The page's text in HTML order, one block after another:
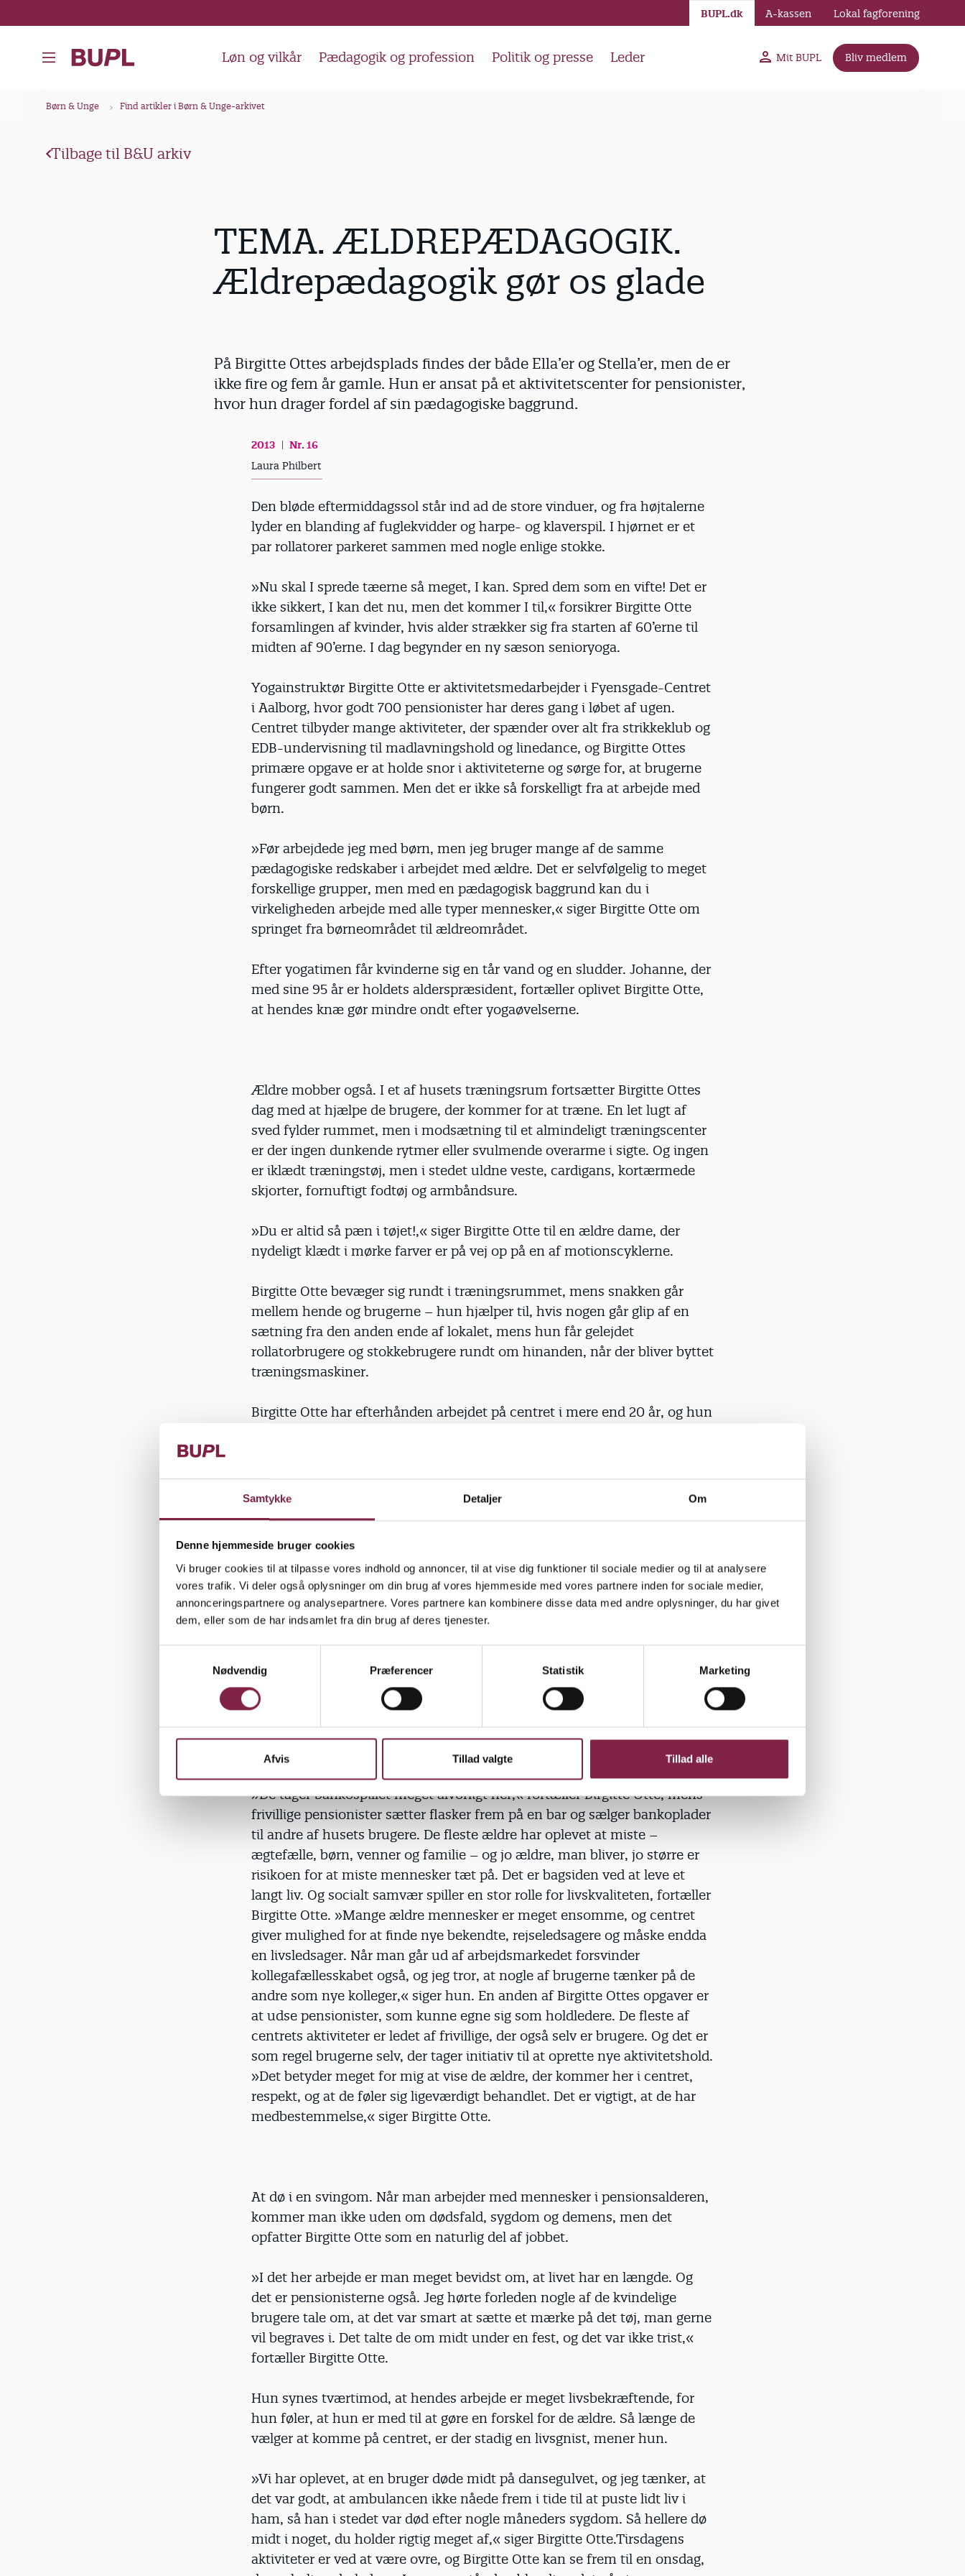
Samtykke Detaljer Om
Denne hjemmeside bruger cookies
Vi bruger cookies til at tilpasse vores indhold og annoncer, til at vise dig funktioner til sociale medier og til at analysere
vores trafik. Vi deler også oplysninger om din brug af vores hjemmeside med vores partnere inden for sociale medier,
annonceringspartnere og analysepartnere. Vores partnere kan kombinere disse data med andre oplysninger, du har givet
dem, eller som de har indsamlet fra din brug af deres tjenester.
v
Nødvendig Præferencer Statistik Marketing
Afvis Tillad valgte Tillad alle
å
Løn og vilkår Pædagogik og profession Politik og presse Leder Mit BUPL Bliv medlem
BUPL.dk A-kassen Lokal fagforening
Børn & Unge Find artikler i Børn & Unge-arkivet
Tilbage til B&U arkiv
TEMA. ÆLDREPÆDAGOGIK.
Ældrepædagogik gør os glade
På Birgitte Ottes arbejdsplads findes der både Ella’er og Stella’er, men de er
ikke fire og fem år gamle. Hun er ansat på et aktivitetscenter for pensionister,
hvor hun drager fordel af sin pædagogiske baggrund.
2013
Nr. 16
Laura Philbert
Den bløde eftermiddagssol står ind ad de store vinduer, og fra højtalerne
lyder en blanding af fuglekvidder og harpe- og klaverspil. I hjørnet er et
par rollatorer parkeret sammen med nogle enlige stokke.
»Nu skal I sprede tæerne så meget, I kan. Spred dem som en vifte! Det er
ikke sikkert, I kan det nu, men det kommer I til,« forsikrer Birgitte Otte
forsamlingen af kvinder, hvis alder strækker sig fra starten af 60’erne til
midten af 90’erne. I dag begynder en ny sæson senioryoga.
Yogainstruktør Birgitte Otte er aktivitetsmedarbejder i Fyensgade-Centret
i Aalborg, hvor godt 700 pensionister har deres gang i løbet af ugen.
Centret tilbyder mange aktiviteter, der spænder over alt fra strikkeklub og
EDB-undervisning til madlavningshold og linedance, og Birgitte Ottes
primære opgave er at holde snor i aktiviteterne og sørge for, at brugerne
fungerer godt sammen. Men det er ikke så forskelligt fra at arbejde med
børn.
»Før arbejdede jeg med børn, men jeg bruger mange af de samme
pædagogiske redskaber i arbejdet med ældre. Det er selvfølgelig to meget
forskellige grupper, men med en pædagogisk baggrund kan du i
virkeligheden arbejde med alle typer mennesker,« siger Birgitte Otte om
springet fra børneområdet til ældreområdet.
Efter yogatimen får kvinderne sig en tår vand og en sludder. Johanne, der
med sine 95 år er holdets alderspræsident, fortæller oplivet Birgitte Otte,
at hendes knæ gør mindre ondt efter yogaøvelserne.
Ældre mobber også. I et af husets træningsrum fortsætter Birgitte Ottes
dag med at hjælpe de brugere, der kommer for at træne. En let lugt af
sved fylder rummet, men i modsætning til et almindeligt træningscenter
er der ingen dunkende rytmer eller svulmende overarme i sigte. Og ingen
er iklædt træningstøj, men i stedet uldne veste, cardigans, kortærmede
skjorter, fornuftigt fodtøj og armbåndsure.
»Du er altid så pæn i tøjet!,« siger Birgitte Otte til en ældre dame, der
nydeligt klædt i mørke farver er på vej op på en af motionscyklerne.
Birgitte Otte bevæger sig rundt i træningsrummet, mens snakken går
mellem hende og brugerne – hun hjælper til, hvis nogen går glip af en
sætning fra den anden ende af lokalet, mens hun får gelejdet
rollatorbrugere og stokkebrugere rundt om hinanden, når der bliver byttet
træningsmaskiner.
Birgitte Otte har efterhånden arbejdet på centret i mere end 20 år, og hun
svære situationer.
mit arbejde handler i høj grad om at holde god takt og tone blandt
brugerne, og om hvordan vi vil omgås hinanden her i centret. Ældre
mennesker kan også finde på at mobbe og tale grimt til hinanden,« siger
Birgitte Otte.
Netværk øger livskvaliteten. I centrets store fællesrum, Pyramiden, der
har sit navn efter formen, er der ved at blive gjort klar til dagens
bankospil. Ved nogle af bordene er snakken godt i gang, og man
fornemmer den stigende spænding i luften.
»De tager bankospillet meget alvorligt her,« fortæller Birgitte Otte, mens
frivillige pensionister sætter flasker frem på en bar og sælger bankoplader
til andre af husets brugere. De fleste ældre har oplevet at miste –
ægtefælle, børn, venner og familie – og jo ældre, man bliver, jo større er
risikoen for at miste mennesker tæt på. Det er bagsiden ved at leve et
langt liv. Og socialt samvær spiller en stor rolle for livskvaliteten, fortæller
Birgitte Otte. »Mange ældre mennesker er meget ensomme, og centret
giver mulighed for at finde nye bekendte, rejseledsagere og måske endda
en livsledsager. Når man går ud af arbejdsmarkedet forsvinder
kollegafællesskabet også, og jeg tror, at nogle af brugerne tænker på de
andre som nye kolleger,« siger hun. En anden af Birgitte Ottes opgaver er
at udse pensionister, som kunne egne sig som holdledere. De fleste af
centrets aktiviteter er ledet af frivillige, der også selv er brugere. Og det er
som regel brugerne selv, der tager initiativ til at oprette nye aktivitetshold.
»Det betyder meget for mig at vise de ældre, der kommer her i centret,
respekt, og at de føler sig ligeværdigt behandlet. Det er vigtigt, at de har
medbestemmelse,« siger Birgitte Otte.
At dø i en svingom. Når man arbejder med mennesker i pensionsalderen,
kommer man ikke uden om dødsfald, sygdom og demens, men det
opfatter Birgitte Otte som en naturlig del af jobbet.
»I det her arbejde er man meget bevidst om, at livet har en længde. Og
det er pensionisterne også. Jeg hørte forleden nogle af de kvindelige
brugere tale om, at det var smart at sætte et mærke på det tøj, man gerne
vil begraves i. Det talte de om midt under en fest, og det var ikke trist,«
fortæller Birgitte Otte.
Hun synes tværtimod, at hendes arbejde er meget livsbekræftende, for
hun føler, at hun er med til at gøre en forskel for de ældre. Så længe de
vælger at komme på centret, er der stadig en livsgnist, mener hun.
»Vi har oplevet, at en bruger døde midt på dansegulvet, og jeg tænker, at
det var godt, at ambulancen ikke nåede frem i tide til at puste lidt liv i
ham, så han i stedet var død efter nogle måneders sygdom. Så hellere dø
midt i noget, du holder rigtig meget af,« siger Birgitte Otte.Tirsdagens
aktiviteter er ved at være ovre, og Birgitte Otte kan se frem til en onsdag,